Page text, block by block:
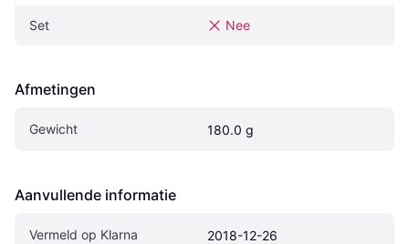
Set Nee
Afmetingen
Gewicht 180.0 g
Aanvullende informatie
Vermeld op Klarna 2018-12-26